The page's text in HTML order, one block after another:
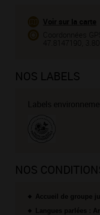
Voir sur la carte
Coordonnées GPS
47.8147190,
NOS LABELS
Labels
NOS
Accueil de groupe
Langues parlées :